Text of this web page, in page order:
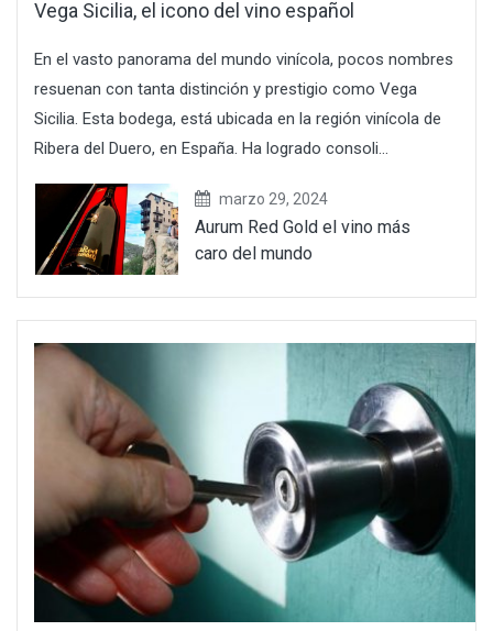
Vega Sicilia, el icono del vino español
En el vasto panorama del mundo vinícola, pocos nombres
resuenan con tanta distinción y prestigio como Vega
Sicilia. Esta bodega, está ubicada en la región vinícola de
Ribera del Duero, en España. Ha logrado consoli...
marzo 29, 2024
Aurum Red Gold el vino más
caro del mundo